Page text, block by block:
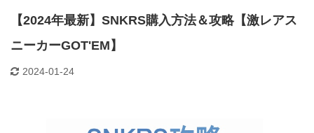
【2024年最新】SNKRS購入方法＆攻略【激レアス
ニーカーGOT'EM】
2024-01-24